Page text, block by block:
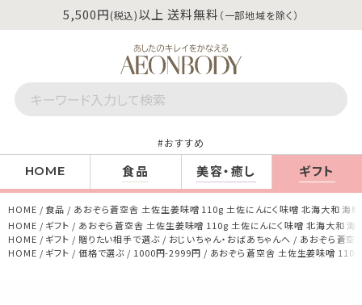
5,500円(税込)以上 送料無料 （一部地域を除く）
おすすめ
HOME 食品 美容・癒し ギフト
HOME 食品
あおぞら蒼空舎 土佐生姜味噌 110g 土佐にんにく味噌 北海大和 海鮮
HOME
ギフト
あおぞら蒼空舎 土佐生姜味噌 110g 土佐にんにく味噌 北海大和 海
HOME
ギフト 贈りたい相手で選ぶ おじいちゃん・おばあちゃんへ
あおぞら蒼空
HOME
ギフト 価格で選ぶ 1000円-2999円 あおぞら蒼空舎 土佐生姜味噌 110g